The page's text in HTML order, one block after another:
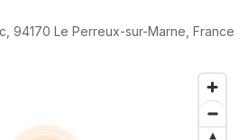
expertise pour un achat en toute
pour découvrir votre futur
94170 Le Perreux-sur-Marne, France